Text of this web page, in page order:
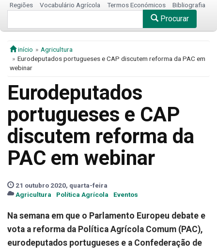
Regiões Vocabulário Agrícola Termos Económicos Bibliografia
Procurar
início
Agricultura
Eurodeputados portugueses e CAP discutem reforma da PAC em
webinar
Eurodeputados
portugueses e CAP
discutem reforma da
PAC em webinar
21 outubro 2020, quarta-feira
Agricultura
Política Agrícola Eventos
Na semana em que o Parlamento Europeu debate e
vota a reforma da Política Agrícola Comum (PAC),
eurodeputados portugueses e a Confederação de